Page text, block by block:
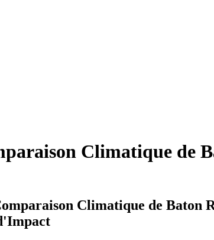
Climatique de
Climatique de Baton